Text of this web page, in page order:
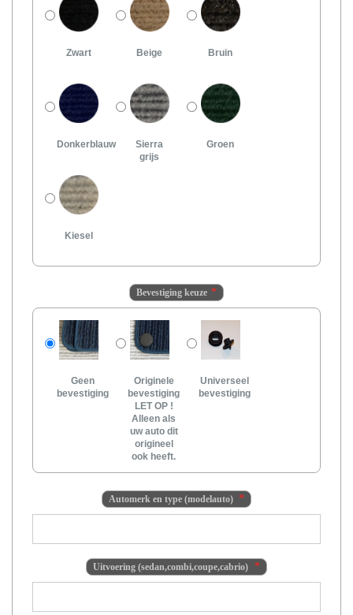
Zwart Beige Bruin
Donkerblauw
Sierra
grijs
Groen
Kiesel
Bevestiging keuze
Geen
bevestiging
Originele
bevestiging
LET OP !
Alleen als
uw auto dit
origineel
ook heeft.
Universeel
bevestiging
Automerk en type (modelauto)
Uitvoering (sedan,combi,coupe,cabrio)